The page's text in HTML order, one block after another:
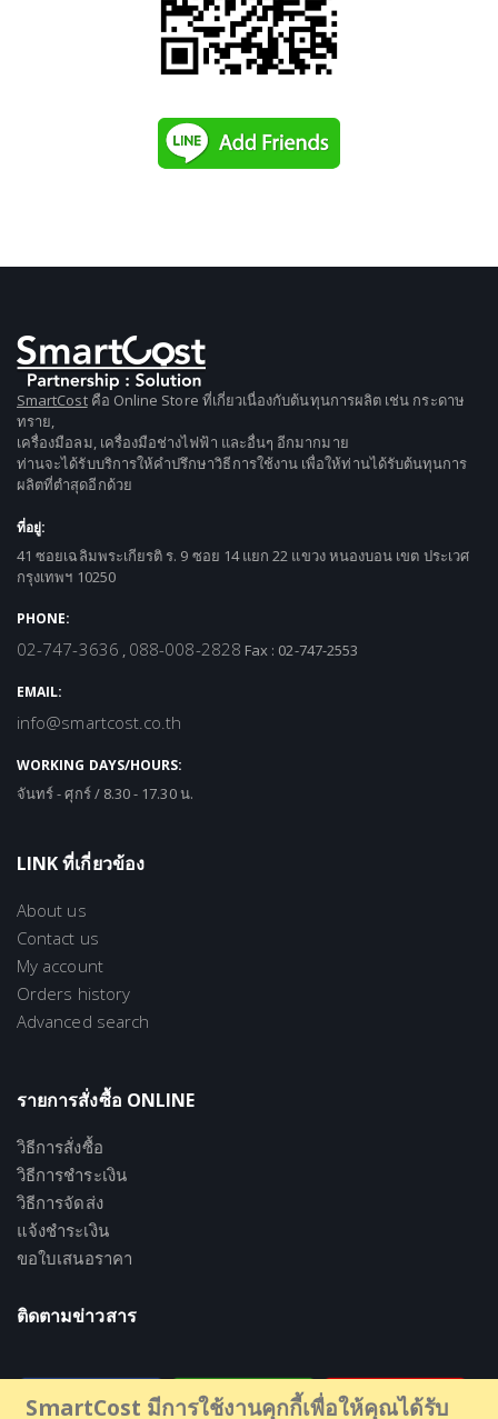
SmartCost มีการใช้งานคุกกี้เพื่อให้คุณได้รับ
SmartCostคือ Online Store ที่เกี่ยวเนื่องกับต้นทุนการผลิต เช่น กระดาษ
ทราย,
เครื่องมือลม, เครื่องมือช่างไฟฟ้า และอื่นๆ อีกมากมาย
ท่านจะได้รับบริการให้คำปรึกษาวิธีการใช้งาน เพื่อให้ท่านได้รับต้นทุนการ
ผลิตที่ตำสุดอีกด้วย
ที่อยู่:
41 ซอยเฉลิมพระเกียรติ ร. 9 ซอย 14 แยก 22 แขวง หนองบอน เขต ประเวศ
กรุงเทพฯ 10250
PHONE:
02-747-3636 , 088-008-2828 Fax : 02-747-2553
EMAIL:
info@smartcost.co.th
WORKING DAYS/HOURS:
จันทร์ - ศุกร์ / 8.30 - 17.30 น.
LINK ที่เกี่ยวข้อง
About us
Contact us
My account
Orders history
Advanced search
รายการสั่งซื้อ ONLINE
วิธีการสั่งซื้อ
วิธีการชำระเงิน
วิธีการจัดส่ง
แจ้งชำระเงิน
ขอใบเสนอราคา
ติดตามข่าวสาร